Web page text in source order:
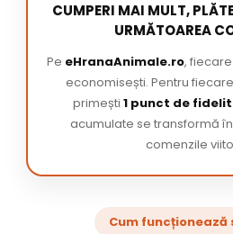
CUMPERI MAI MULT,
URMĂTOAREA
Pe eHranaAnimale.ro,
economisești. Pentru fiecare
primești 1 punct de
acumulate se transformă
comenzile
Cum funcționează